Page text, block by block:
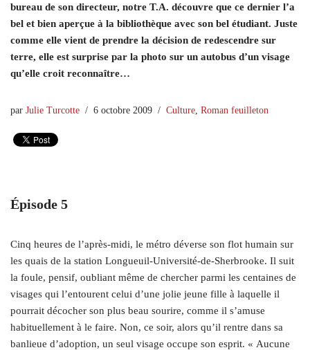
bureau de son directeur, notre T.A. découvre que ce dernier l’a
bel et bien aperçue à la bibliothèque avec son bel étudiant. Juste
comme elle vient de prendre la décision de redescendre sur
terre, elle est surprise par la photo sur un autobus d’un visage
qu’elle croit reconnaître…
par Julie Turcotte 6 octobre 2009 Culture Roman feuilleton
Épisode 5
Cinq heures de l’après-midi, le métro déverse son flot humain sur
les quais de la station Longueuil-Université-de-Sherbrooke. Il suit
la foule, pensif, oubliant même de chercher parmi les centaines de
visages qui l’entourent celui d’une jolie jeune fille à laquelle il
pourrait décocher son plus beau sourire, comme il s’amuse
habituellement à le faire. Non, ce soir, alors qu’il rentre dans sa
banlieue d’adoption, un seul visage occupe son esprit. « Aucune